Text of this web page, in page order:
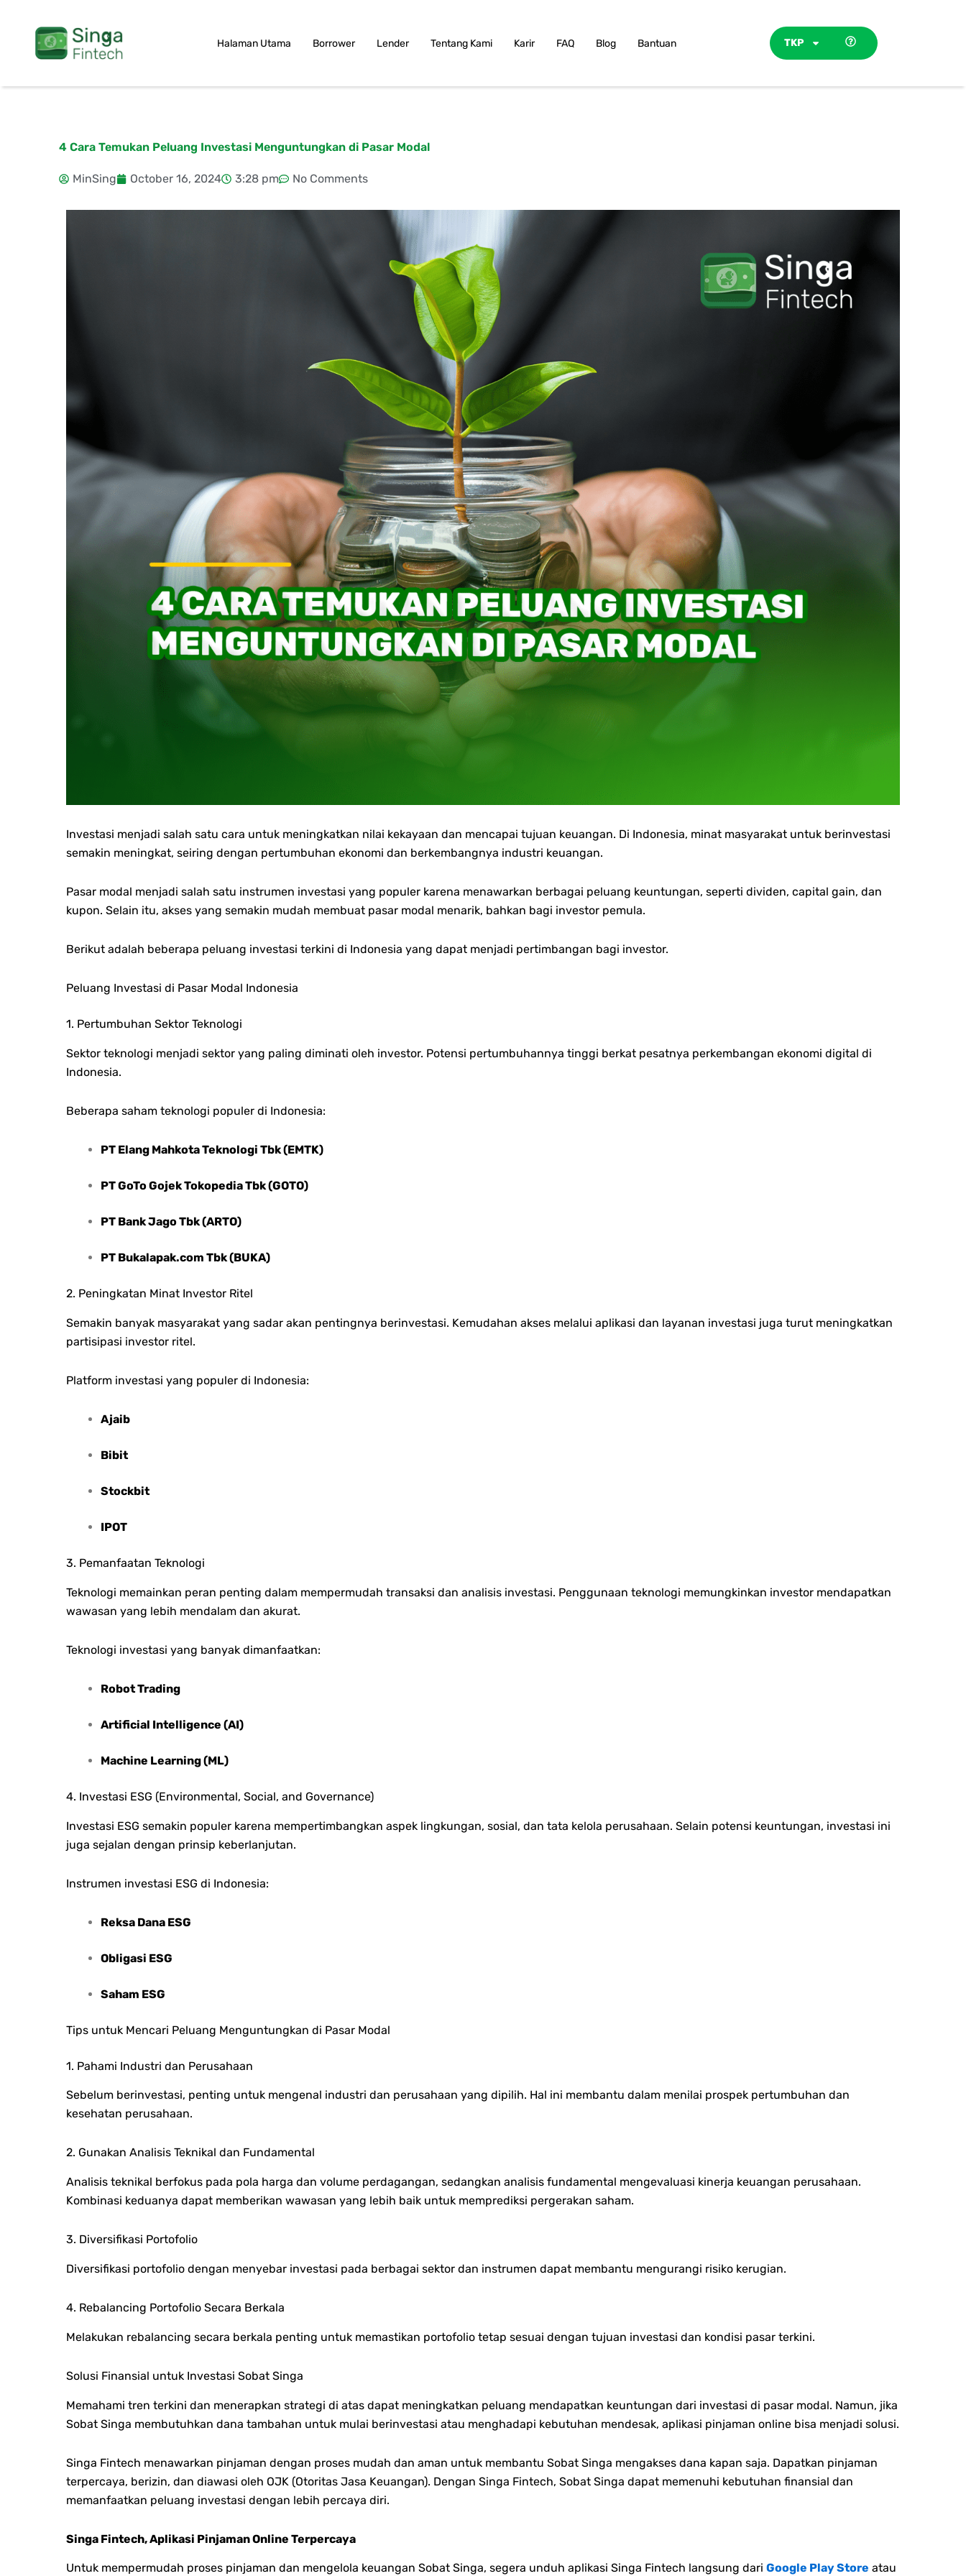
content
Halaman Utama Borrower Lender Tentang Kami Karir FAQ Blog Bantuan TKP
4 Cara Temukan Peluang Investasi Menguntungkan di Pasar Modal
MinSing October 16, 2024 3:28 pm No Comments
Investasi menjadi salah satu cara untuk meningkatkan nilai kekayaan dan mencapai tujuan keuangan. Di Indonesia, minat masyarakat untuk berinvestasi
semakin meningkat, seiring dengan pertumbuhan ekonomi dan berkembangnya industri keuangan.
Pasar modal menjadi salah satu instrumen investasi yang populer karena menawarkan berbagai peluang keuntungan, seperti dividen, capital gain, dan
kupon. Selain itu, akses yang semakin mudah membuat pasar modal menarik, bahkan bagi investor pemula.
Berikut adalah beberapa peluang investasi terkini di Indonesia yang dapat menjadi pertimbangan bagi investor.
Peluang Investasi di Pasar Modal Indonesia
1. Pertumbuhan Sektor Teknologi
Sektor teknologi menjadi sektor yang paling diminati oleh investor. Potensi pertumbuhannya tinggi berkat pesatnya perkembangan ekonomi digital di
Indonesia.
Beberapa saham teknologi populer di Indonesia:
PT Elang Mahkota Teknologi Tbk (EMTK)
PT GoTo Gojek Tokopedia Tbk (GOTO)
PT Bank Jago Tbk (ARTO)
PT Bukalapak.com Tbk (BUKA)
2. Peningkatan Minat Investor Ritel
Semakin banyak masyarakat yang sadar akan pentingnya berinvestasi. Kemudahan akses melalui aplikasi dan layanan investasi juga turut meningkatkan
partisipasi investor ritel.
Platform investasi yang populer di Indonesia:
Ajaib
Bibit
Stockbit
IPOT
3. Pemanfaatan Teknologi
Teknologi memainkan peran penting dalam mempermudah transaksi dan analisis investasi. Penggunaan teknologi memungkinkan investor mendapatkan
wawasan yang lebih mendalam dan akurat.
Teknologi investasi yang banyak dimanfaatkan:
Robot Trading
Artificial Intelligence (AI)
Machine Learning (ML)
4. Investasi ESG (Environmental, Social, and Governance)
Investasi ESG semakin populer karena mempertimbangkan aspek lingkungan, sosial, dan tata kelola perusahaan. Selain potensi keuntungan, investasi ini
juga sejalan dengan prinsip keberlanjutan.
Instrumen investasi ESG di Indonesia:
Reksa Dana ESG
Obligasi ESG
Saham ESG
Tips untuk Mencari Peluang Menguntungkan di Pasar Modal
1. Pahami Industri dan Perusahaan
Sebelum berinvestasi, penting untuk mengenal industri dan perusahaan yang dipilih. Hal ini membantu dalam menilai prospek pertumbuhan dan
kesehatan perusahaan.
2. Gunakan Analisis Teknikal dan Fundamental
Analisis teknikal berfokus pada pola harga dan volume perdagangan, sedangkan analisis fundamental mengevaluasi kinerja keuangan perusahaan.
Kombinasi keduanya dapat memberikan wawasan yang lebih baik untuk memprediksi pergerakan saham.
3. Diversifikasi Portofolio
Diversifikasi portofolio dengan menyebar investasi pada berbagai sektor dan instrumen dapat membantu mengurangi risiko kerugian.
4. Rebalancing Portofolio Secara Berkala
Melakukan rebalancing secara berkala penting untuk memastikan portofolio tetap sesuai dengan tujuan investasi dan kondisi pasar terkini.
Solusi Finansial untuk Investasi Sobat Singa
Memahami tren terkini dan menerapkan strategi di atas dapat meningkatkan peluang mendapatkan keuntungan dari investasi di pasar modal. Namun, jika
Sobat Singa membutuhkan dana tambahan untuk mulai berinvestasi atau menghadapi kebutuhan mendesak, aplikasi pinjaman online bisa menjadi solusi.
Singa Fintech menawarkan pinjaman dengan proses mudah dan aman untuk membantu Sobat Singa mengakses dana kapan saja. Dapatkan pinjaman
terpercaya, berizin, dan diawasi oleh OJK (Otoritas Jasa Keuangan). Dengan Singa Fintech, Sobat Singa dapat memenuhi kebutuhan finansial dan
memanfaatkan peluang investasi dengan lebih percaya diri.
Singa Fintech, Aplikasi Pinjaman Online Terpercaya
Untuk mempermudah proses pinjaman dan mengelola keuangan Sobat Singa, segera unduh aplikasi Singa Fintech langsung dari Google Play Store atau